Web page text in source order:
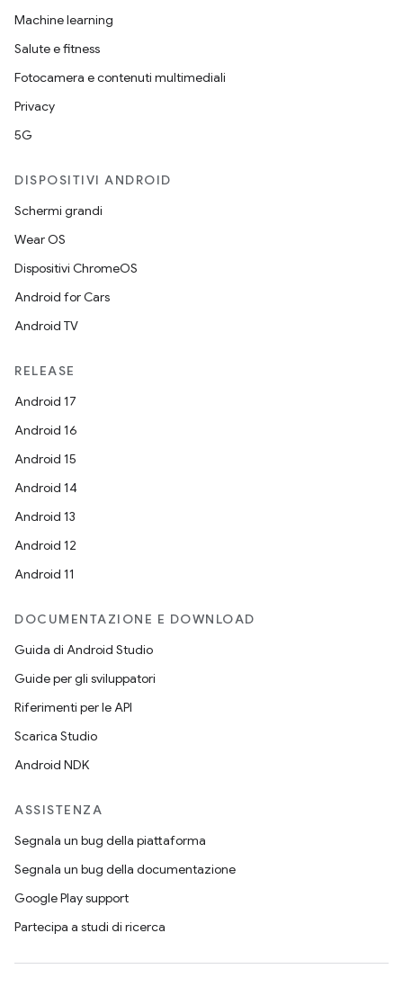
Machine learning
Salute e fitness
Fotocamera e contenuti multimediali
Privacy
5G
DISPOSITIVI ANDROID
Schermi grandi
Wear OS
Dispositivi ChromeOS
Android for Cars
Android TV
RELEASE
Android 17
Android 16
Android 15
Android 14
Android 13
Android 12
Android 11
DOCUMENTAZIONE E DOWNLOAD
Guida di Android Studio
Guide per gli sviluppatori
Riferimenti per le API
Scarica Studio
Android NDK
ASSISTENZA
Segnala un bug della piattaforma
Segnala un bug della documentazione
Google Play support
Partecipa a studi di ricerca